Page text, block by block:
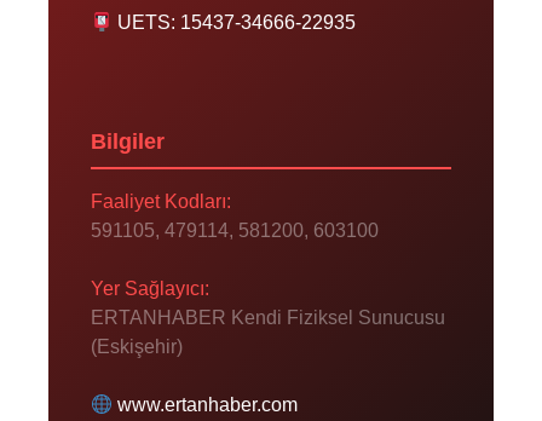
UETS: 15437-34666-22935
Bilgiler
Faaliyet Kodları:
591105, 479114, 581200, 603100
Yer Sağlayıcı:
ERTANHABER Kendi Fiziksel Sunucusu
(Eskişehir)
www.ertanhaber.com